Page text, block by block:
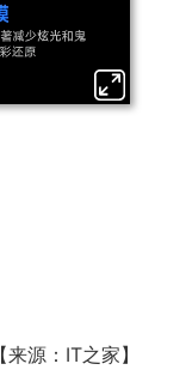
【来源：IT之家】